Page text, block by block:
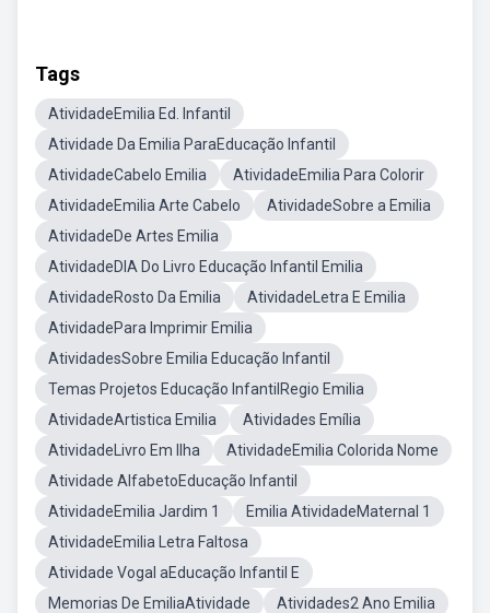
Tags
AtividadeEmilia Ed. Infantil
Atividade Da Emilia ParaEducação Infantil
AtividadeCabelo Emilia
AtividadeEmilia Para Colorir
AtividadeEmilia Arte Cabelo
AtividadeSobre a Emilia
AtividadeDe Artes Emilia
AtividadeDIA Do Livro Educação Infantil Emilia
AtividadeRosto Da Emilia
AtividadeLetra E Emilia
AtividadePara Imprimir Emilia
AtividadesSobre Emilia Educação Infantil
Temas Projetos Educação InfantilRegio Emilia
AtividadeArtistica Emilia
Atividades Emília
AtividadeLivro Em Ilha
AtividadeEmilia Colorida Nome
Atividade AlfabetoEducação Infantil
AtividadeEmilia Jardim 1
Emilia AtividadeMaternal 1
AtividadeEmilia Letra Faltosa
Atividade Vogal aEducação Infantil E
Memorias De EmiliaAtividade
Atividades2 Ano Emilia